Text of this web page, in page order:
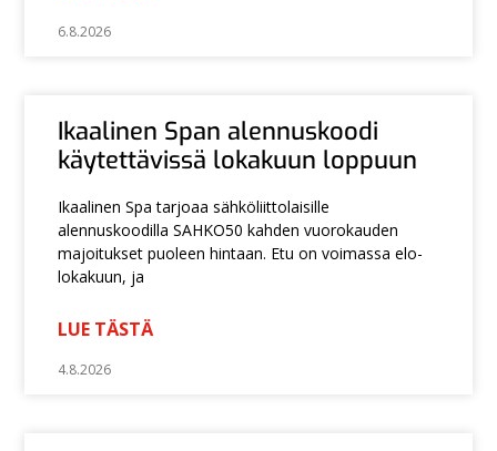
6.8.2026
Ikaalinen Span alennuskoodi
käytettävissä lokakuun loppuun
Ikaalinen Spa tarjoaa sähköliittolaisille
alennuskoodilla SAHKO50 kahden vuorokauden
majoitukset puoleen hintaan. Etu on voimassa elo-
lokakuun, ja
LUE TÄSTÄ
4.8.2026